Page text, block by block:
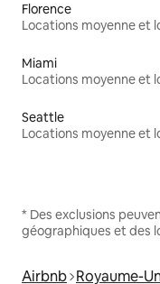
Florence
Miami
Seattle
* Des exclusions
géographiques et des
Airbnb Royaume-